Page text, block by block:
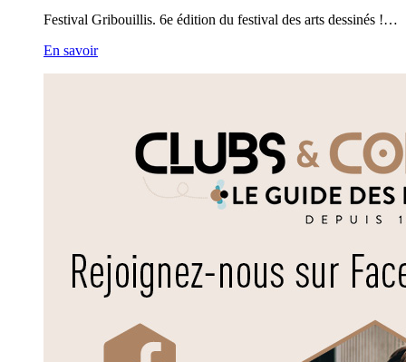
Festival Gribouillis. 6e édition du festival des arts dessinés !…
En savoir